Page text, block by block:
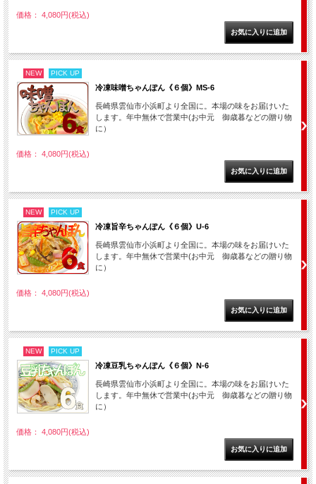
価格： 4,080円(税込)
NEW PICK UP
冷凍味噌ちゃんぽん《６個》MS-6
長崎県雲仙市小浜町より全国に。本場の味をお届けいた
します。年中無休で営業中(お中元 御歳暮などの贈り物
に）
価格： 4,080円(税込)
NEW PICK UP
冷凍旨辛ちゃんぽん《６個》U-6
長崎県雲仙市小浜町より全国に。本場の味をお届けいた
します。年中無休で営業中(お中元 御歳暮などの贈り物
に）
価格： 4,080円(税込)
NEW PICK UP
冷凍豆乳ちゃんぽん《６個》N-6
長崎県雲仙市小浜町より全国に。本場の味をお届けいた
します。年中無休で営業中(お中元 御歳暮などの贈り物
に）
価格： 4,080円(税込)